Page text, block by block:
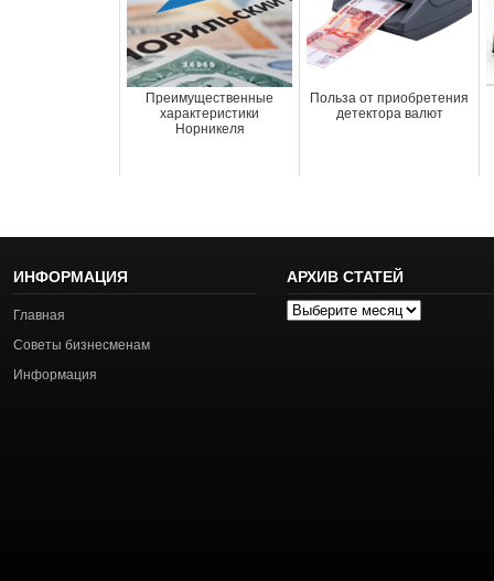
Преимущественные
характеристики
Норникеля
Польза от приобретения
детектора валют
ИНФОРМАЦИЯ
Главная
Советы бизнесменам
Информация
АРХИВ СТАТЕЙ
Архив